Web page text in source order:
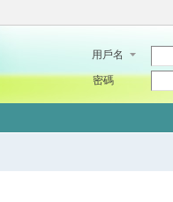
用戶名
密碼